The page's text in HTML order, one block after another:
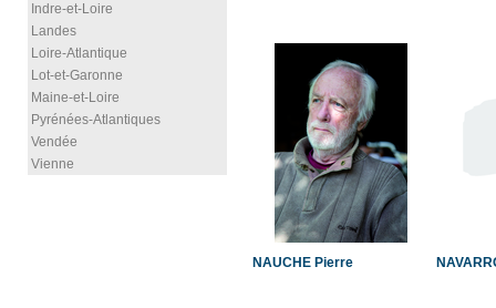
Indre-et-Loire
Landes
Loire-Atlantique
Lot-et-Garonne
Maine-et-Loire
Pyrénées-Atlantiques
Vendée
Vienne
NAUCHE Pierre